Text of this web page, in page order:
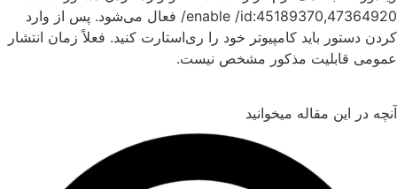
/enable /id:45189370,47364920 فعال می‌شود. پس از وارد
دستور باید کامپیوتر خود را ری‌استارت کنید. فعلاً زمان انتشار
قابلیت مذکور مشخص نیست.
در این مقاله میخوانید